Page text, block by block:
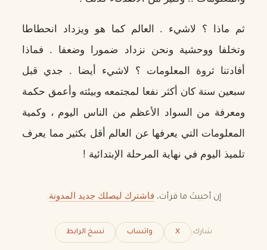
ثم ماذا ؟ لاشيء . العالم كما هو ويزداد انحطاطا
وتخلفا ووحشية ونحن نزداد ضمورا وضعفا . فماذا
أفادتنا ثروة المعلومات ؟ لاشيء أيضا . جدي قبل
سبعين سنة كان أكثر نفعا لمجتمعه وبيئته وأعمق حكمة
ومعرفة من السواد الأعظم من الناس اليوم ، وكمية
المعلومات التي يعرفها عن العالم أقل بكثير مما يعرف
تلميذ اليوم في نهاية المرحلة الإبتدائية !
إن أحببتَ ما قرأت، فاشترك ليصلك جديد المدونة.
شارك: X واتساب نسخ الرابط